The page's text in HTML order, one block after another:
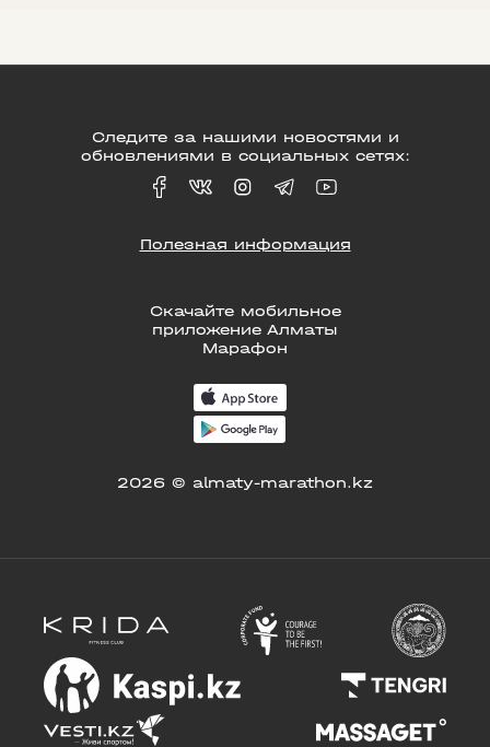
Скачайте мобильное
приложение Алматы
Марафон
2026 © almaty-marathon.kz
Следите за нашими новостями и
обновлениями в социальных сетях:
Полезная информация